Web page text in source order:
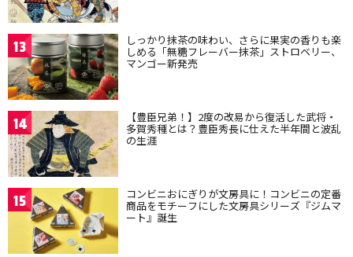
13 しっかり抹茶の味わい、さらに果実の香りも楽
しめる「無糖フレーバー抹茶」ストロベリー、
マンゴー新発売
14 【豊臣兄弟！】2度の改易から復活した武将・
多賀秀種とは？豊臣秀長に仕えた半年間と波乱
の生涯
15 コンビニおにぎりが文房具に！コンビニの定番
商品をモチーフにした文房具シリーズ『ジムマ
ート』誕生